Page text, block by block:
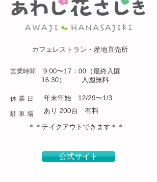
カフェレストラン・産地直売所
営業時間
9:00〜17：00（最終入園
16:30） 入園無料
休 業 日 年末年始 12/29〜1/3
​駐 車 場 あり 200台 有料
＊＊テイクアウトできます＊＊
公式サイト